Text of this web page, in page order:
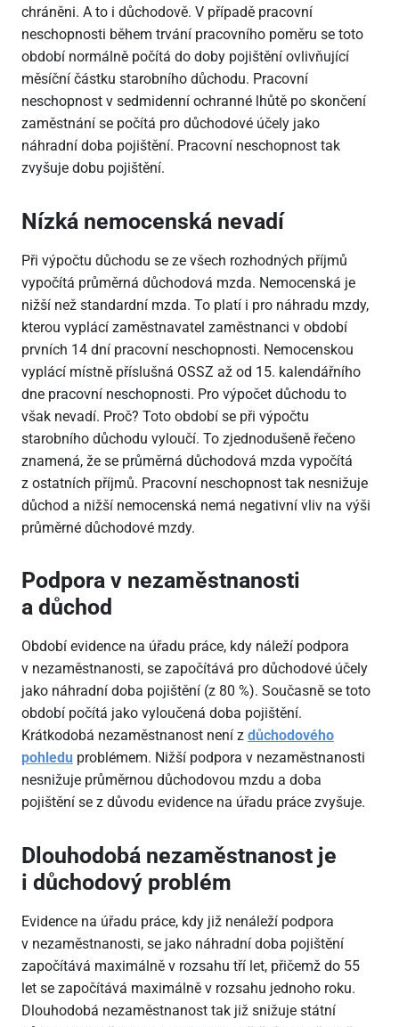
chráněni. A to i důchodově. V případě pracovní
neschopnosti během trvání pracovního poměru se toto
období normálně počítá do doby pojištění ovlivňující
měsíční částku starobního důchodu. Pracovní
neschopnost v sedmidenní ochranné lhůtě po skončení
zaměstnání se počítá pro důchodové účely jako
náhradní doba pojištění. Pracovní neschopnost tak
zvyšuje dobu pojištění.
Nízká nemocenská nevadí
Při výpočtu důchodu se ze všech rozhodných příjmů
vypočítá průměrná důchodová mzda. Nemocenská je
nižší než standardní mzda. To platí i pro náhradu mzdy,
kterou vyplácí zaměstnavatel zaměstnanci v období
prvních 14 dní pracovní neschopnosti. Nemocenskou
vyplácí místně příslušná OSSZ až od 15. kalendářního
dne pracovní neschopnosti. Pro výpočet důchodu to
však nevadí. Proč? Toto období se při výpočtu
starobního důchodu vyloučí. To zjednodušeně řečeno
znamená, že se průměrná důchodová mzda vypočítá
z ostatních příjmů. Pracovní neschopnost tak nesnižuje
důchod a nižší nemocenská nemá negativní vliv na výši
průměrné důchodové mzdy.
Podpora v nezaměstnanosti
a důchod
Období evidence na úřadu práce, kdy náleží podpora
v nezaměstnanosti, se započítává pro důchodové účely
jako náhradní doba pojištění (z 80 %). Současně se toto
období počítá jako vyloučená doba pojištění.
Krátkodobá nezaměstnanost není z důchodového
pohledu problémem. Nižší podpora v nezaměstnanosti
nesnižuje průměrnou důchodovou mzdu a doba
pojištění se z důvodu evidence na úřadu práce zvyšuje.
Dlouhodobá nezaměstnanost je
i důchodový problém
Evidence na úřadu práce, kdy již nenáleží podpora
v nezaměstnanosti, se jako náhradní doba pojištění
započítává maximálně v rozsahu tří let, přičemž do 55
let se započítává maximálně v rozsahu jednoho roku.
Dlouhodobá nezaměstnanost tak již snižuje státní